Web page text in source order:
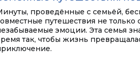
проведённые с семьёй,
путешествия не только
эмоции. Эта семья
так, чтобы жизнь